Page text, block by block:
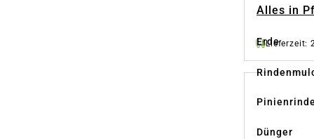
Alles in
Erde
Pinienrinde
Dünger
Lieferzeit: